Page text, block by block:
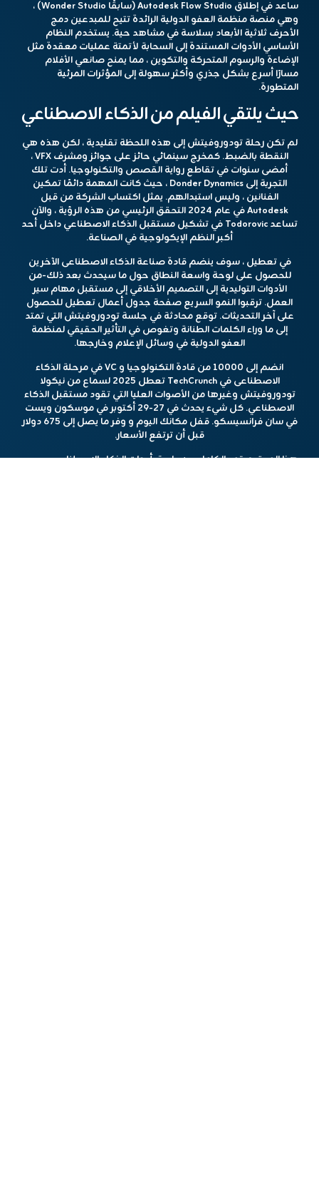
ساعد في إطلاق Autodesk Flow Studio (سابقًا Wonder Studio) ،
وهي منصة منظمة العفو الدولية الرائدة تتيح للمبدعين دمج
الأحرف ثلاثية الأبعاد بسلاسة في مشاهد حية. يستخدم النظام
الأساسي الأدوات المستندة إلى السحابة لأتمتة عمليات معقدة مثل
الإضاءة والرسوم المتحركة والتكوين ، مما يمنح صانعي الأفلام
مسارًا أسرع بشكل جذري وأكثر سهولة إلى المؤثرات المرئية
المتطورة.
حيث يلتقي الفيلم من الذكاء الاصطناعي
لم تكن رحلة تودوروفيتش إلى هذه اللحظة تقليدية ، لكن هذه هي
النقطة بالضبط. كمخرج سينمائي حائز على جوائز ومشرف VFX ،
أمضى سنوات في تقاطع رواية القصص والتكنولوجيا. أدت تلك
التجربة إلى Donder Dynamics ، حيث كانت المهمة دائمًا تمكين
الفنانين ، وليس استبدالهم. يمثل اكتساب الشركة من قبل
Autodesk في عام 2024 التحقق الرئيسي من هذه الرؤية ، والآن
تساعد Todorovic في تشكيل مستقبل الذكاء الاصطناعي داخل أحد
أكبر النظم الإيكولوجية في الصناعة.
في تعطيل ، سوف ينضمقادة صناعة الذكاء الاصطناعى الآخرين
للحصول على لوحة واسعة النطاق حول ما سيحدث بعد ذلك-من
الأدوات التوليدية إلى التصميم الأخلاقي إلى مستقبل مهام سير
العمل. ترقبوا النمو السريعصفحة جدول أعمال تعطيلللحصول
على آخر التحديثات. توقع محادثة في جلسة تودوروفيتش التي تمتد
إلى ما وراء الكلمات الطنانة وتغوص في التأثير الحقيقي لمنظمة
العفو الدولية في وسائل الإعلام وخارجها.
انضم إلى 10000 من قادة التكنولوجيا و VC في مرحلة الذكاء
الاصطناعى فيTechCrunch تعطل 2025
لسماع من نيكولا
تودوروفيتش وغيرها من الأصوات العليا التي تقود مستقبل الذكاء
الاصطناعي. كل شيء يحدث في 27-29 أكتوبر في موسكون ويست
في سان فرانسيسكو. قفل مكانك اليوم و وفر ما يصل إلى 675 دولار
قبل أن ترتفع الأسعار.
هذا المحتوي تم بالكامل عن طريق أدوات الذكاء الإصطناعي